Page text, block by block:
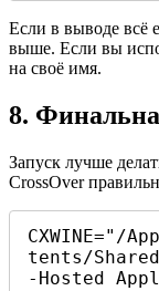
Если в выводе всё
выше. Если вы
на своё имя.
8.
Запуск лучше
CrossOver
CXWINE="/
tents/
-Hosted